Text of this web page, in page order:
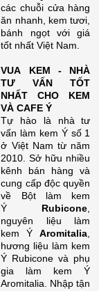
các chuỗi cửa hàng
ăn nhanh, kem tươi,
bánh ngọt với giá
tốt nhất Việt Nam.
VUA KEM - NHÀ
TƯ VẤN TỐT
NHẤT CHO KEM
VÀ CAFE Ý
Tự hào là nhà tư
vấn làm kem Ý số 1
ở Việt Nam từ năm
2010. Sở hữu nhiều
kênh bán hàng và
cung cấp độc quyền
về Bột làm kem
Ý Rubicone
nguyên liệu làm
kem ÝAromitalia
hương liệu làm kem
Ý Rubicone và phụ
gia làm kem Ý
Aromitalia. Nhập tận